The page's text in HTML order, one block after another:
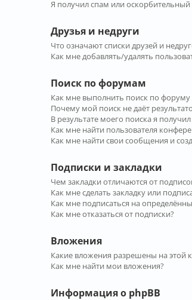
Я получил спам или
Друзья и недруги
Что означают списки друзей и
Как мне добавлять/удалять
Поиск по форумам
Как мне выполнить поиск по
Почему мой поиск не даёт
В результате моего поиска я
Как мне найти пользователя
Как мне найти свои сообщения и
Подписки и закладки
Чем закладки отличаются от
Как мне сделать закладку или
Как мне подписаться на
Как мне отказаться от подписки?
Вложения
Какие вложения разрешены на этой
Как мне найти мои вложения?
Информация о phpBB